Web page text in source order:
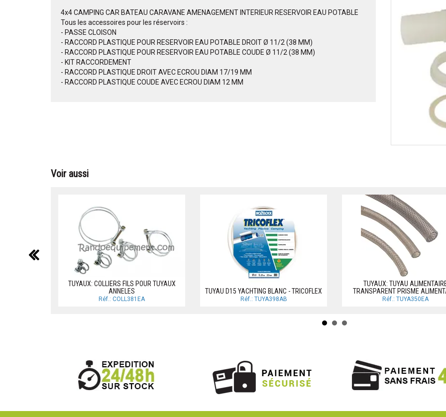
4x4 CAMPING CAR BATEAU CARAVANE AMENAGEMENT INTERIEUR RESERVOIR EAU POTABLE
Tous les accessoires pour les réservoirs :
- PASSE CLOISON
- RACCORD PLASTIQUE POUR RESERVOIR EAU POTABLE DROIT Ø 11/2 (38 MM)
- RACCORD PLASTIQUE POUR RESERVOIR EAU POTABLE COUDE Ø 11/2 (38 MM)
- KIT RACCORDEMENT
- RACCORD PLASTIQUE DROIT AVEC ECROU DIAM 17/19 MM
- RACCORD PLASTIQUE COUDE AVEC ECROU DIAM 12 MM
Voir aussi
TUYAUX: COLLIERS FILS POUR TUYAUX
ANNELES
Réf.: COLL381EA
TUYAU D15 YACHTING BLANC - TRICOFLEX
Réf.: TUYA398AB
TUYAUX: TUYAU
TRANSPARENT PRISME
Réf.: TUYA350EA
précédent